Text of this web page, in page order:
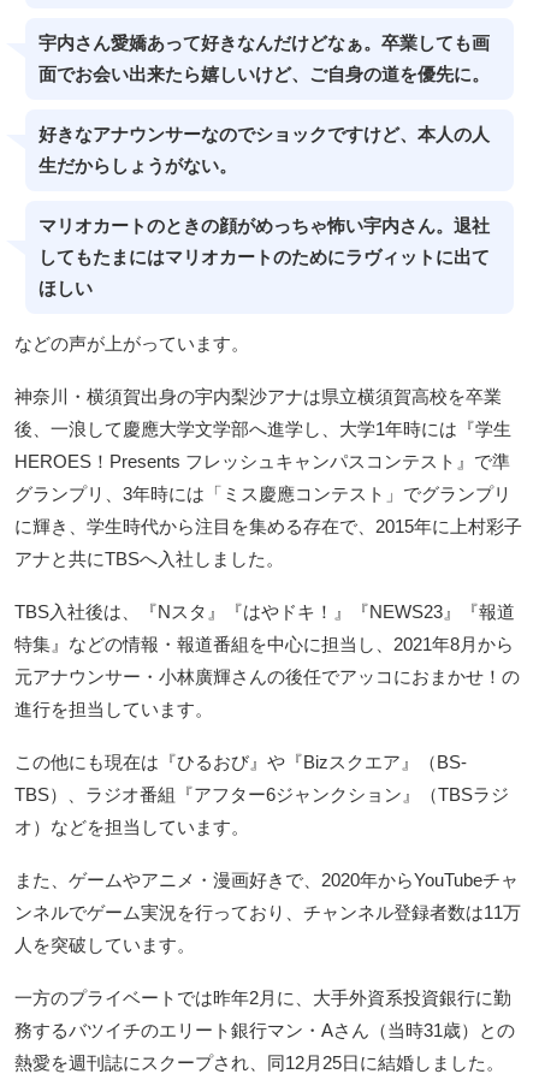
宇内さん愛嬌あって好きなんだけどなぁ。卒業しても画
面でお会い出来たら嬉しいけど、ご自身の道を優先に。
好きなアナウンサーなのでショックですけど、本人の人
生だからしょうがない。
マリオカートのときの顔がめっちゃ怖い宇内さん。退社
してもたまにはマリオカートのためにラヴィットに出て
ほしい
などの声が上がっています。
神奈川・横須賀出身の宇内梨沙アナは県立横須賀高校を卒業
後、一浪して慶應大学文学部へ進学し、大学1年時には『学生
HEROES！Presents フレッシュキャンパスコンテスト』で準
グランプリ、3年時には「ミス慶應コンテスト」でグランプリ
に輝き、学生時代から注目を集める存在で、2015年に上村彩子
アナと共にTBSへ入社しました。
TBS入社後は、『Nスタ』『はやドキ！』『NEWS23』『報道
特集』などの情報・報道番組を中心に担当し、2021年8月から
元アナウンサー・小林廣輝さんの後任でアッコにおまかせ！の
進行を担当しています。
この他にも現在は『ひるおび』や『Bizスクエア』（BS-
TBS）、ラジオ番組『アフター6ジャンクション』（TBSラジ
オ）などを担当しています。
また、ゲームやアニメ・漫画好きで、2020年からYouTubeチャ
ンネルでゲーム実況を行っており、チャンネル登録者数は11万
人を突破しています。
一方のプライベートでは昨年2月に、大手外資系投資銀行に勤
務するバツイチのエリート銀行マン・Aさん（当時31歳）との
熱愛を週刊誌にスクープされ、同12月25日に結婚しました。